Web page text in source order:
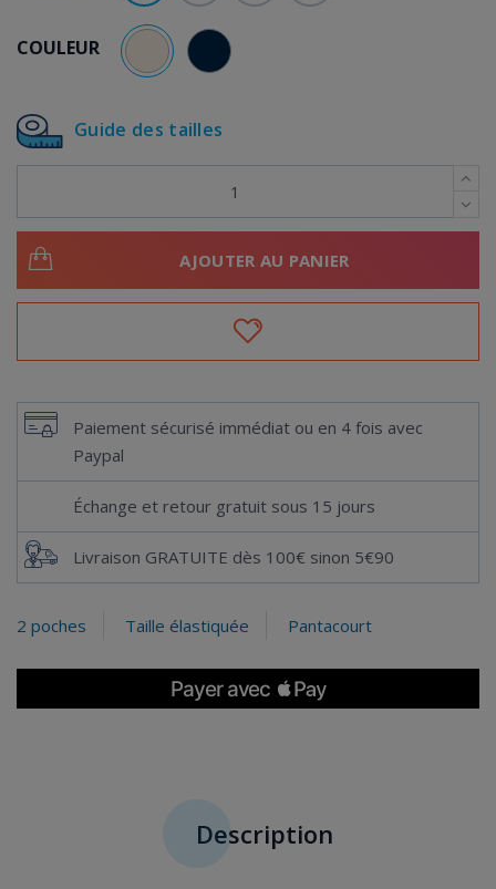
Guide des tailles
COULEUR BEIGE BLEU MARINE
AJOUTER AU PANIER
Paiement sécurisé immédiat ou en 4 fois avec
Paypal
Échange et retour gratuit sous 15 jours
Livraison GRATUITE dès 100€ sinon 5€90
2 poches Taille élastiquée Pantacourt
Description